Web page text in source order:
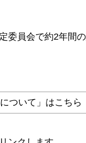
員会で約2年間
ついて」はこちら